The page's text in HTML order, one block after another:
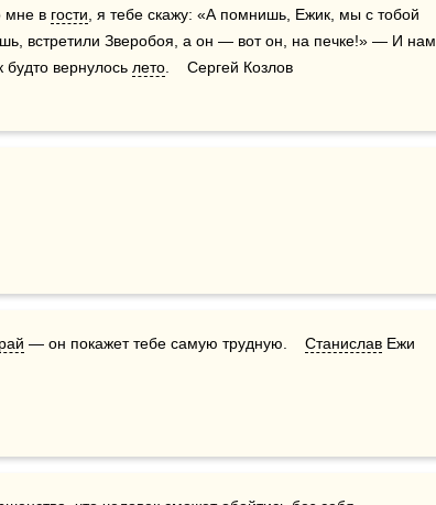
мне в гости , я тебе скажу: «А помнишь, Ежик, мы с тобой
встретили Зверобоя, а он — вот он, на печке!» — И нам
будто вернулось лето .    Сергей Козлов
рай — он покажет тебе самую трудную. Станислав Ежи